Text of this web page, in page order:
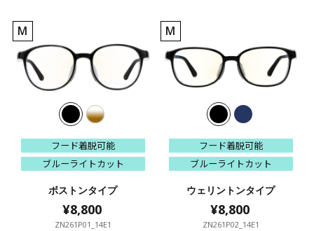
M
フード着脱可能
ブルーライトカット
ボストンタイプ
¥8,800
ZN261P01_14E1
フード着脱可能
ブルーライトカット
¥8,800
M
フード着脱可能
ブルーライトカット
ウェリントンタイプ
¥8,800
ZN261P02_14E1
フード着脱可能
ブルーライトカット
¥8,800